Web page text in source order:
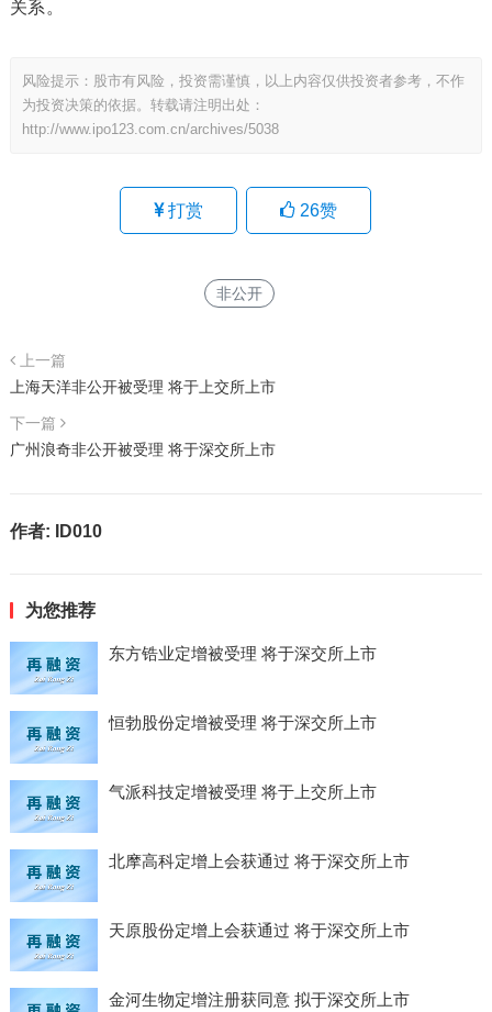
关系。
风险提示：股市有风险，投资需谨慎，以上内容仅供投资者参考，不作
为投资决策的依据。转载请注明出处：
http://www.ipo123.com.cn/archives/5038
打赏 26赞
非公开
上一篇
上海天洋非公开被受理 将于上交所上市
下一篇
广州浪奇非公开被受理 将于深交所上市
作者: ID010
为您推荐
东方锆业定增被受理 将于深交所上市
恒勃股份定增被受理 将于深交所上市
气派科技定增被受理 将于上交所上市
北摩高科定增上会获通过 将于深交所上市
天原股份定增上会获通过 将于深交所上市
金河生物定增注册获同意 拟于深交所上市